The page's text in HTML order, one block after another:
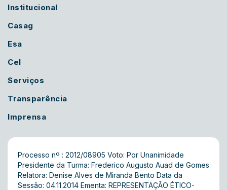
Institucional
Casag
Esa
Cel
Serviços
Transparência
Imprensa
Processo nº : 2012/08905 Voto: Por Unanimidade
Presidente da Turma: Frederico Augusto Auad de Gomes
Relatora: Denise Alves de Miranda Bento Data da
Sessão: 04.11.2014 Ementa: REPRESENTAÇÃO ÉTICO-